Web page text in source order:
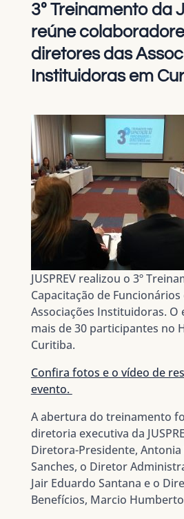
3º Treinamento da
reúne
diretores das
Instituidoras em
JUSPREV realizou o 3º
Capacitação de
Associações Instituidoras. O
mais de 30 participantes no
Curitiba.
Confira fotos e o vídeo de
evento.
A abertura do treinamento
diretoria executiva da
Diretora-Presidente, Antonia
Sanches, o Diretor
Jair Eduardo Santana e o
Benefícios, Marcio